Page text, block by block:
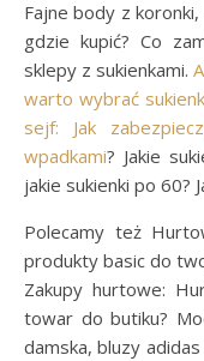
Fajne body z
gdzie kupić? Co
sklepy z sukienkami.
warto wybrać
sejf: Jak
wpadkami? Jakie
jakie sukienki po 60?
Polecamy też
produkty basic do
Zakupy hurtowe:
towar do butiku?
damska, bluzy